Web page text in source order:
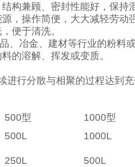
构兼顾、密封性能好，保持
，操作简便，大大减轻劳动
便于清洗。
、冶金、建材等行业的粉料
的溶解、挥发或变质。
行分散与相聚的过程达到充
500型 1000型
500L 1000L
250L 500L